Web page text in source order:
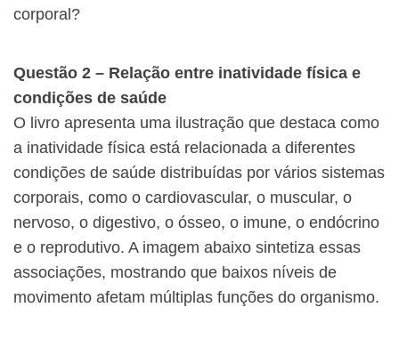
corporal?
Questão 2 – Relação entre inatividade física e
condições de saúde
O livro apresenta uma ilustração que destaca como
a inatividade física está relacionada a diferentes
condições de saúde distribuídas por vários sistemas
corporais, como o cardiovascular, o muscular, o
nervoso, o digestivo, o ósseo, o imune, o endócrino
e o reprodutivo. A imagem abaixo sintetiza essas
associações, mostrando que baixos níveis de
movimento afetam múltiplas funções do organismo.